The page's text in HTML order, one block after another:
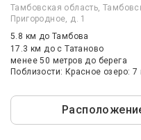
Тамбовская область,
Пригородное, д. 1
5.8 км до Тамбова
17.3 кмдо с Татаново
менее 50 метров до берега
Поблизости: Красное озеро: